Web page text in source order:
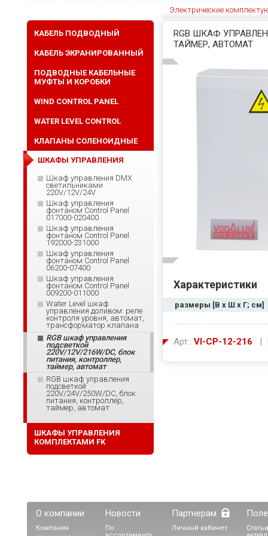
Электрические
RGB ШКАФ
ТАЙМЕР, АВТОМАТ
Характеристики
размеры [В х Ш х Г; см]
Арт.: VI-CP-12-216 |
КАБЕЛЬ ПОДВОДНЫЙ
КАБЕЛЬ ЭКРАНИРОВАННЫЙ
ПОДВОДНЫЕ КАБЕЛЬНЫЕ
МУФТЫ И КОРОБКИ
WIND CONTROL PANEL
WATER LEVEL CONTROL
КЛАПАНЫ СОЛЕНОИДНЫЕ
ШКАФЫ УПРАВЛЕНИЯ
Шкаф управления DMX
светильниками
220V/12V/24V
Шкаф управления
фонтаном Control Panel
017000-020400
Шкаф управления
фонтаном Control Panel
192000-231000
Шкаф управления
фонтаном Сontrol Panel
06200-07400
Шкаф управления
фонтаном Control Panel
009200-011000
Water Level шкаф
управления доливом: реле
контроля уровня, автомат,
трансформатор клапана
RGB шкаф управления
подсветкой
220V/12V/216W/DC, блок
питания, контроллер,
таймер, автомат
RGB шкаф управления
подсветкой
220V/24V/250W/DC, блок
питания, контроллер,
таймер, автомат
ШКАФЫ УПРАВЛЕНИЯ
КОМПЛЕКТАМИ FK
О компании
Компания
Новости
По
Партнерам
Личный кабинет